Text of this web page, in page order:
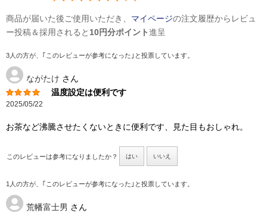
商品が届いた後ご使用いただき、 マイページの注文履歴からレビュ
ー投稿＆採用されると 10円分ポイント進呈
3人の方が、｢このレビューが参考になった｣と投票しています。
ながたけ さん
温度設定は便利です
2025/05/22
お茶など沸騰させたくないときに便利です、見た目もおしゃれ。
このレビューは参考になりましたか？ はい いいえ
1人の方が、｢このレビューが参考になった｣と投票しています。
荒幡富士男 さん